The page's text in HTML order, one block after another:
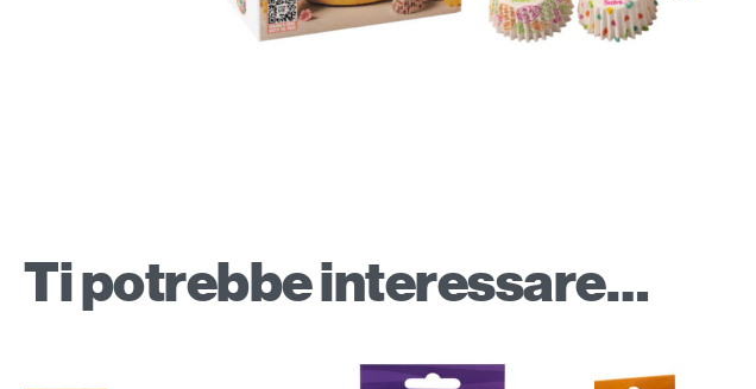
Ti potrebbe interessare…